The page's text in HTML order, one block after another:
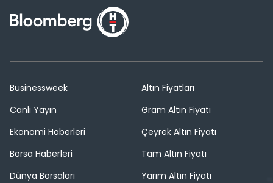
Businessweek
Canlı Yayın
Ekonomi Haberleri
Borsa Haberleri
Dünya Borsaları
Altın Fiyatları
Gram Altın Fiyatı
Çeyrek Altın Fiyatı
Tam Altın Fiyatı
Yarım Altın Fiyatı